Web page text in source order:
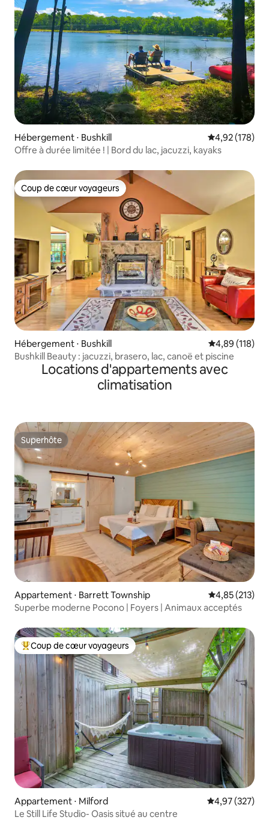
Hébergement ⋅ Bushkill Évaluation
4,92 (178)
Offre à durée limitée ! | Bord du lac, jacuzzi, kayaks
Coup de cœur voyageurs
Coup de cœur voyageurs
Hébergement ⋅ Bushkill Évaluation
4,89 (118)
Bushkill Beauty : jacuzzi, brasero, lac, canoë et piscine
Locations d'appartements avec
climatisation
Superhôte
Superhôte
Appartement ⋅ Barrett Township Évaluation
4,85 (213)
Superbe moderne Pocono | Foyers | Animaux acceptés
Coups de cœur voyageurs les plus appréciés
Coup de cœur voyageurs
Appartement ⋅ Milford Évaluation
4,97 (327)
Le Still Life Studio- Oasis situé au centre